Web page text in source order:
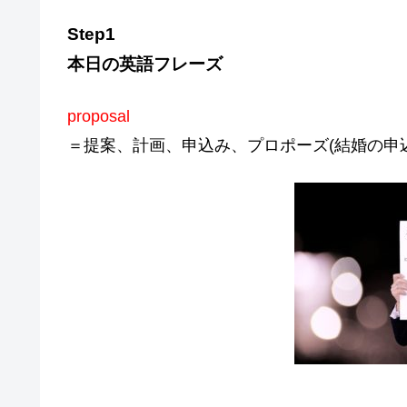
Step1
本日の英語フレーズ
proposal
＝提案、計画、申込み、プロポーズ(結婚の申